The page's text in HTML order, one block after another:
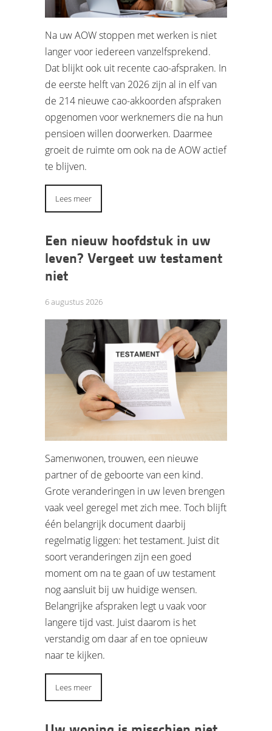
Na uw AOW stoppen met werken is niet
langer voor iedereen vanzelfsprekend.
Dat blijkt ook uit recente cao-afspraken. In
de eerste helft van 2026 zijn al in elf van
de 214 nieuwe cao-akkoorden afspraken
opgenomen voor werknemers die na hun
pensioen willen doorwerken. Daarmee
groeit de ruimte om ook na de AOW actief
te blijven.
Lees meer
Een nieuw hoofdstuk in uw
leven? Vergeet uw testament
niet
6 augustus 2026
Samenwonen, trouwen, een nieuwe
partner of de geboorte van een kind.
Grote veranderingen in uw leven brengen
vaak veel geregel met zich mee. Toch blijft
één belangrijk document daarbij
regelmatig liggen: het testament. Juist dit
soort veranderingen zijn een goed
moment om na te gaan of uw testament
nog aansluit bij uw huidige wensen.
Belangrijke afspraken legt u vaak voor
langere tijd vast. Juist daarom is het
verstandig om daar af en toe opnieuw
naar te kijken.
Lees meer